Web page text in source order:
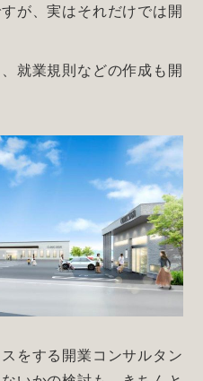
が、実はそれだけでは開
就業規則などの作成も開
をする開業コンサルタン